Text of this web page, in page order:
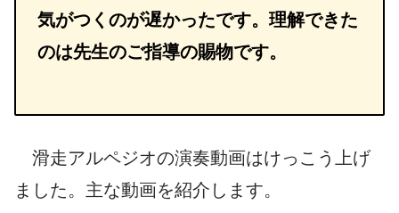
気がつくのが遅かったです。理解できた
のは先生のご指導の賜物です。
滑走アルペジオの演奏動画はけっこう上げ
ました。主な動画を紹介します。